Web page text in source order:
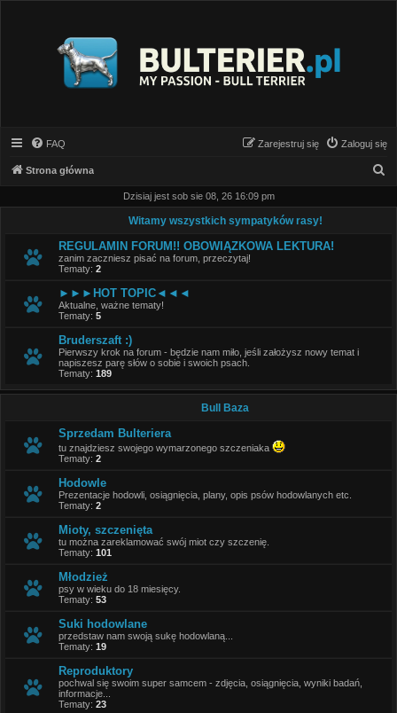
FAQ Zaloguj się
Zarejestruj się
Strona główna
Dzisiaj jest sob sie 08, 26 16:09 pm
Witamy wszystkich sympatyków rasy!
REGULAMIN FORUM!! OBOWIĄZKOWA LEKTURA!
zanim zaczniesz pisać na forum, przeczytaj!
Tematy: 2
►►►HOT TOPIC◄◄◄
Aktualne, ważne tematy!
Tematy: 5
Bruderszaft :)
Pierwszy krok na forum - będzie nam miło, jeśli założysz nowy temat i
napiszesz parę słów o sobie i swoich psach.
Tematy: 189
Bull Baza
Sprzedam Bulteriera
tu znajdziesz swojego wymarzonego szczeniaka
Tematy: 2
Hodowle
Prezentacje hodowli, osiągnięcia, plany, opis psów hodowlanych etc.
Tematy: 2
Mioty, szczenięta
tu można zareklamować swój miot czy szczenię.
Tematy: 101
Młodzież
psy w wieku do 18 miesięcy.
Tematy: 53
Suki hodowlane
przedstaw nam swoją sukę hodowlaną...
Tematy: 19
Reproduktory
pochwal się swoim super samcem - zdjęcia, osiągnięcia, wyniki badań,
informacje...
Tematy: 23